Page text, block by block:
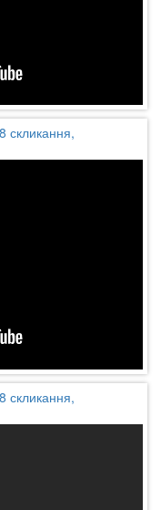
скликання,
скликання,